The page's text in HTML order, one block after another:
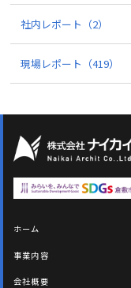
社内レポート （2）
現場レポート （419）
ホーム
事業内容
会社概要